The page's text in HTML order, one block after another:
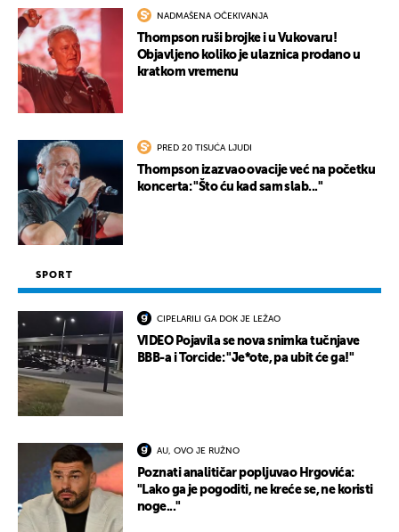
NADMAŠENA OČEKIVANJA
Thompson ruši brojke i u Vukovaru!
Objavljeno koliko je ulaznica prodano u
kratkom vremenu
PRED 20 TISUĆA LJUDI
Thompson izazvao ovacije već na početku
koncerta: "Što ću kad sam slab..."
SPORT
CIPELARILI GA DOK JE LEŽAO
VIDEO Pojavila se nova snimka tučnjave
BBB-a i Torcide: "Je*ote, pa ubit će ga!"
AU, OVO JE RUŽNO
Poznati analitičar popljuvao Hrgovića:
"Lako ga je pogoditi, ne kreće se, ne koristi
noge..."